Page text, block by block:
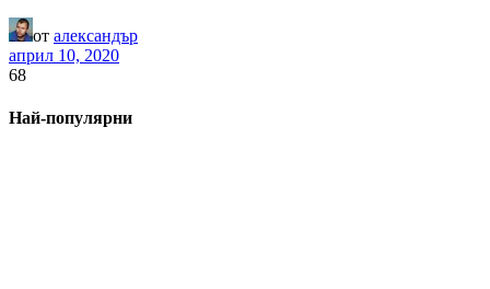
от александър
април 10, 2020
68
Най-популярни